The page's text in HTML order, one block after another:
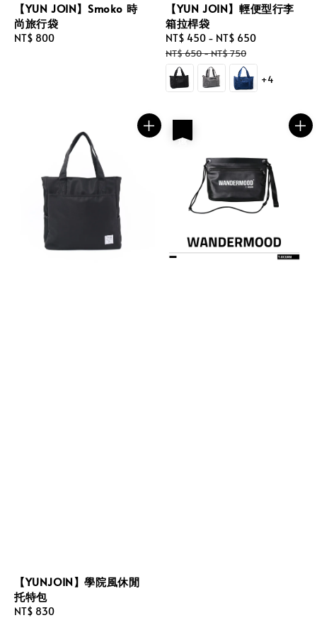
【YUN JOIN】Smoko 時
尚旅行袋
Regular
NT$ 800
【YUN JOIN】輕便型行李
箱拉桿袋
Sale
price
NT$ 450 - NT$ 650
NT$ 650-NT$ 750
+4
【YUNJOIN】學院風休閒
托特包
Regular
NT$ 830